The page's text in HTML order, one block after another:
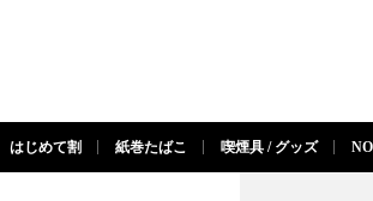
はじめて割 紙巻たばこ 喫煙具 / グッズ